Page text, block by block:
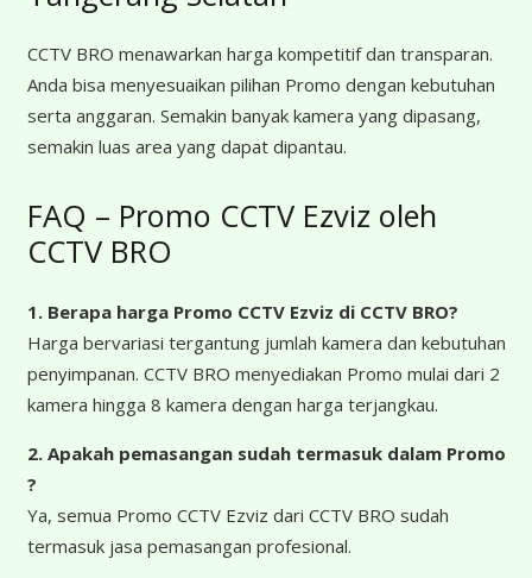
CCTV BRO menawarkan harga kompetitif dan transparan.
Anda bisa menyesuaikan pilihan Promo dengan kebutuhan
serta anggaran. Semakin banyak kamera yang dipasang,
semakin luas area yang dapat dipantau.
FAQ – Promo CCTV Ezviz oleh
CCTV BRO
1. Berapa harga Promo CCTV Ezviz di CCTV BRO?
Harga bervariasi tergantung jumlah kamera dan kebutuhan
penyimpanan. CCTV BRO menyediakan Promo mulai dari 2
kamera hingga 8 kamera dengan harga terjangkau.
2. Apakah pemasangan sudah termasuk dalam Promo
?
Ya, semua Promo CCTV Ezviz dari CCTV BRO sudah
termasuk jasa pemasangan profesional.